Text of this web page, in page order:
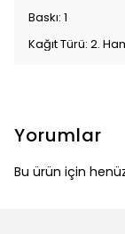
Baskı: 1
Kağıt Türü: 2.
Yorumlar
Bu ürün için